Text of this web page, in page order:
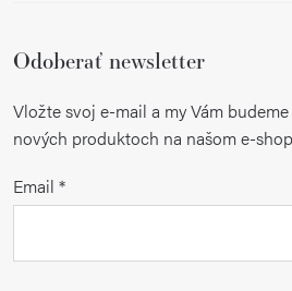
Odoberať newsletter
Vložte svoj e-mail a my Vám
nových produktoch na našom e-
Email